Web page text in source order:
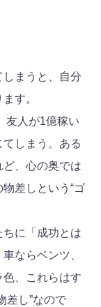
まうと、自分
す。
友人が1億稼い
しまう。ある
、心の奥では
差しという“ゴ
に「成功とは
ならベンツ、
、これらはす
差し”なので